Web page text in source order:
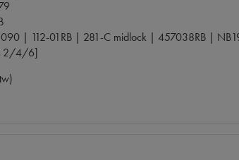
| 112-01RB | 281-C midlock | 457038RB |
2/4/6]